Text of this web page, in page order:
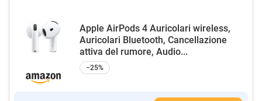
Apple AirPods 4 Auricolari wireless,
Auricolari Bluetooth, Cancellazione
attiva del rumore, Audio...
−25%